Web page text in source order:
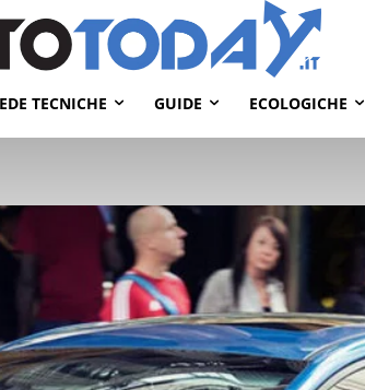
TECNICHE GUIDE ECOLOGICHE